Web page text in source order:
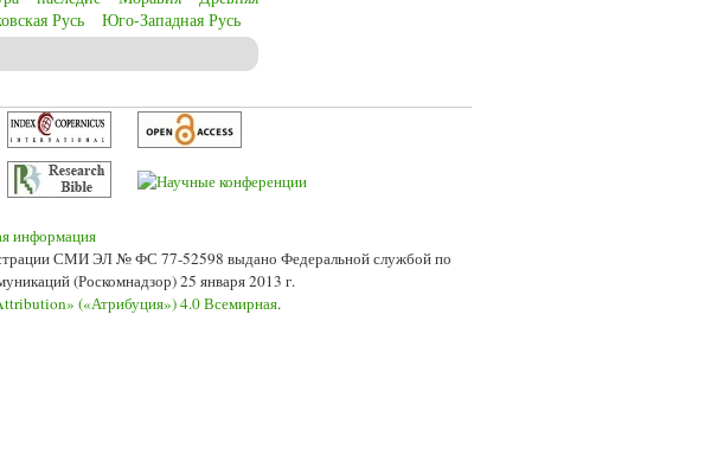
Русь Юго-Западная Русь
информация
СМИ ЭЛ № ФС 77-52598 выдано Федеральной службой по
(Роскомнадзор) 25 января 2013 г.
(«Атрибуция») 4.0 Всемирная.